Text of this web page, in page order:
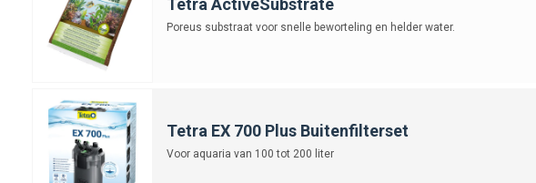
Poreus substraat voor snelle beworteling en helder water.
Tetra EX 700 Plus Buitenfilterset
Voor aquaria van 100 tot 200 liter